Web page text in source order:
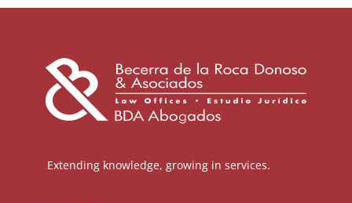
Extending knowledge, growing in services.